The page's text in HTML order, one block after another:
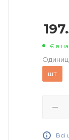
Є в
шт
Всі